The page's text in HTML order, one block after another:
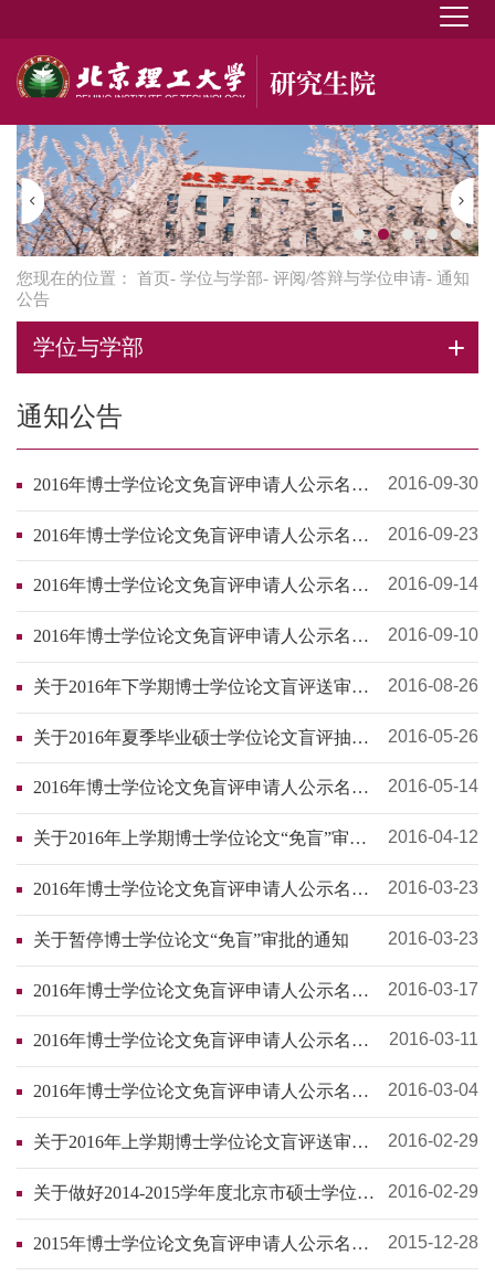
您现在的位置： 首页- 学位与学部- 评阅/答辩与学位申请- 通知
公告
学位与学部
通知公告
2016年博士学位论文免盲评申请人公示名单
（第9批）
2016-09-30
2016年博士学位论文免盲评申请人公示名单
（第8批）
2016-09-23
2016年博士学位论文免盲评申请人公示名单
（第7批）
2016-09-14
2016年博士学位论文免盲评申请人公示名单
（第6批）
2016-09-10
关于2016年下学期博士学位论文盲评送审时
间的提醒
2016-08-26
关于2016年夏季毕业硕士学位论文盲评抽检
名单的通知
2016-05-26
2016年博士学位论文免盲评申请人公示名单
（第5批）
2016-05-14
关于2016年上学期博士学位论文“免盲”审批
的通知
2016-04-12
2016年博士学位论文免盲评申请人公示名单
（第4批）
2016-03-23
关于暂停博士学位论文“免盲”审批的通知 2016-03-23
2016年博士学位论文免盲评申请人公示名单
（第3批）
2016-03-17
2016年博士学位论文免盲评申请人公示名单
（第2批）
2016-03-11
2016年博士学位论文免盲评申请人公示名单
（第1批）
2016-03-04
关于2016年上学期博士学位论文盲评送审时
间的提醒
2016-02-29
关于做好2014-2015学年度北京市硕士学位论
文抽检工作的通知
2016-02-29
2015年博士学位论文免盲评申请人公示名单
（第28批）
2015-12-28